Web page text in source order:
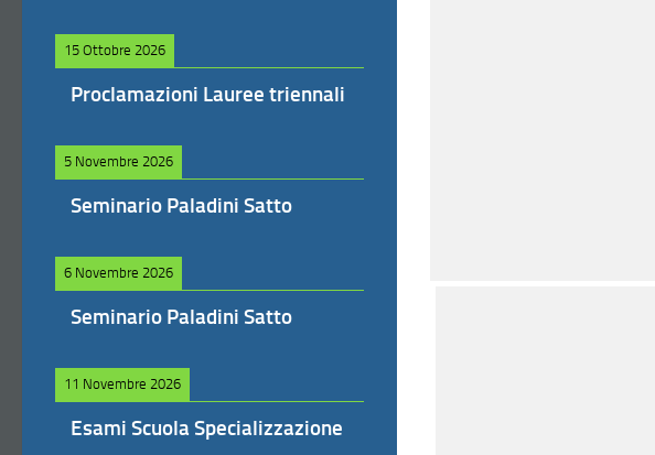
15 Ottobre 2026
Proclamazioni Lauree triennali
5 Novembre 2026
Seminario Paladini Satto
6 Novembre 2026
Seminario Paladini Satto
11 Novembre 2026
Esami Scuola Specializzazione